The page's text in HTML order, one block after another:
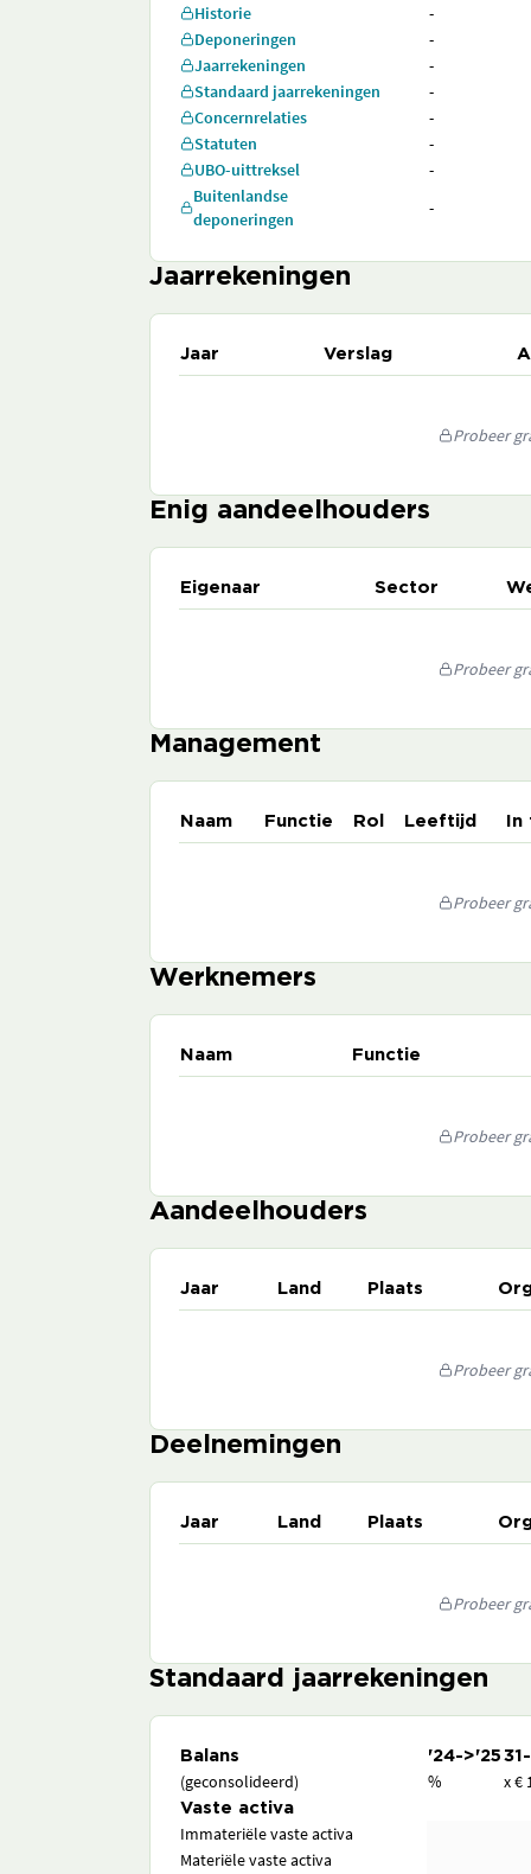
Historie
-
Deponeringen
-
Jaarrekeningen
-
Standaard jaarrekeningen
-
Concernrelaties
-
Statuten
-
UBO-uittreksel
-
Buitenlandse
deponeringen
-
Jaarrekeningen
Jaar Verslag
Probeer
Enig aandeelhouders
Eigenaar Sector
Probeer
Management
Naam Functie Rol Leeftijd
Probeer
Werknemers
Naam Functie
Probeer
Aandeelhouders
Jaar Land Plaats
Probeer
Deelnemingen
Jaar Land Plaats
Probeer
Standaard jaarrekeningen
Balans '24->'25
(geconsolideerd) % x €
Vaste activa
Immateriële vaste activa
Materiële vaste activa